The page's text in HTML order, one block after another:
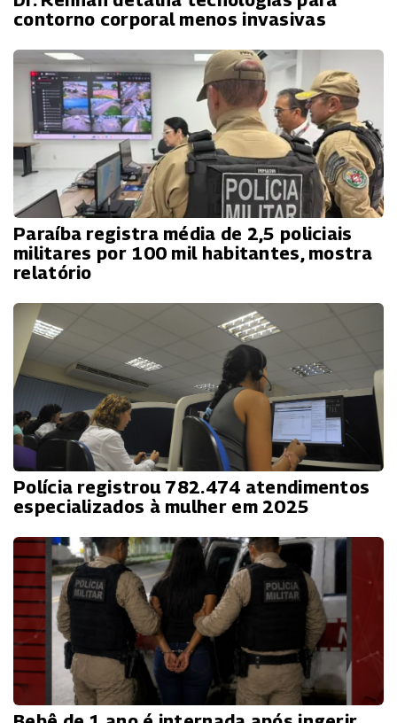
contorno corporal menos invasivas
Paraíba registra média de 2,5 policiais
militares por 100 mil habitantes, mostra
relatório
Polícia registrou 782.474 atendimentos
especializados à mulher em 2025